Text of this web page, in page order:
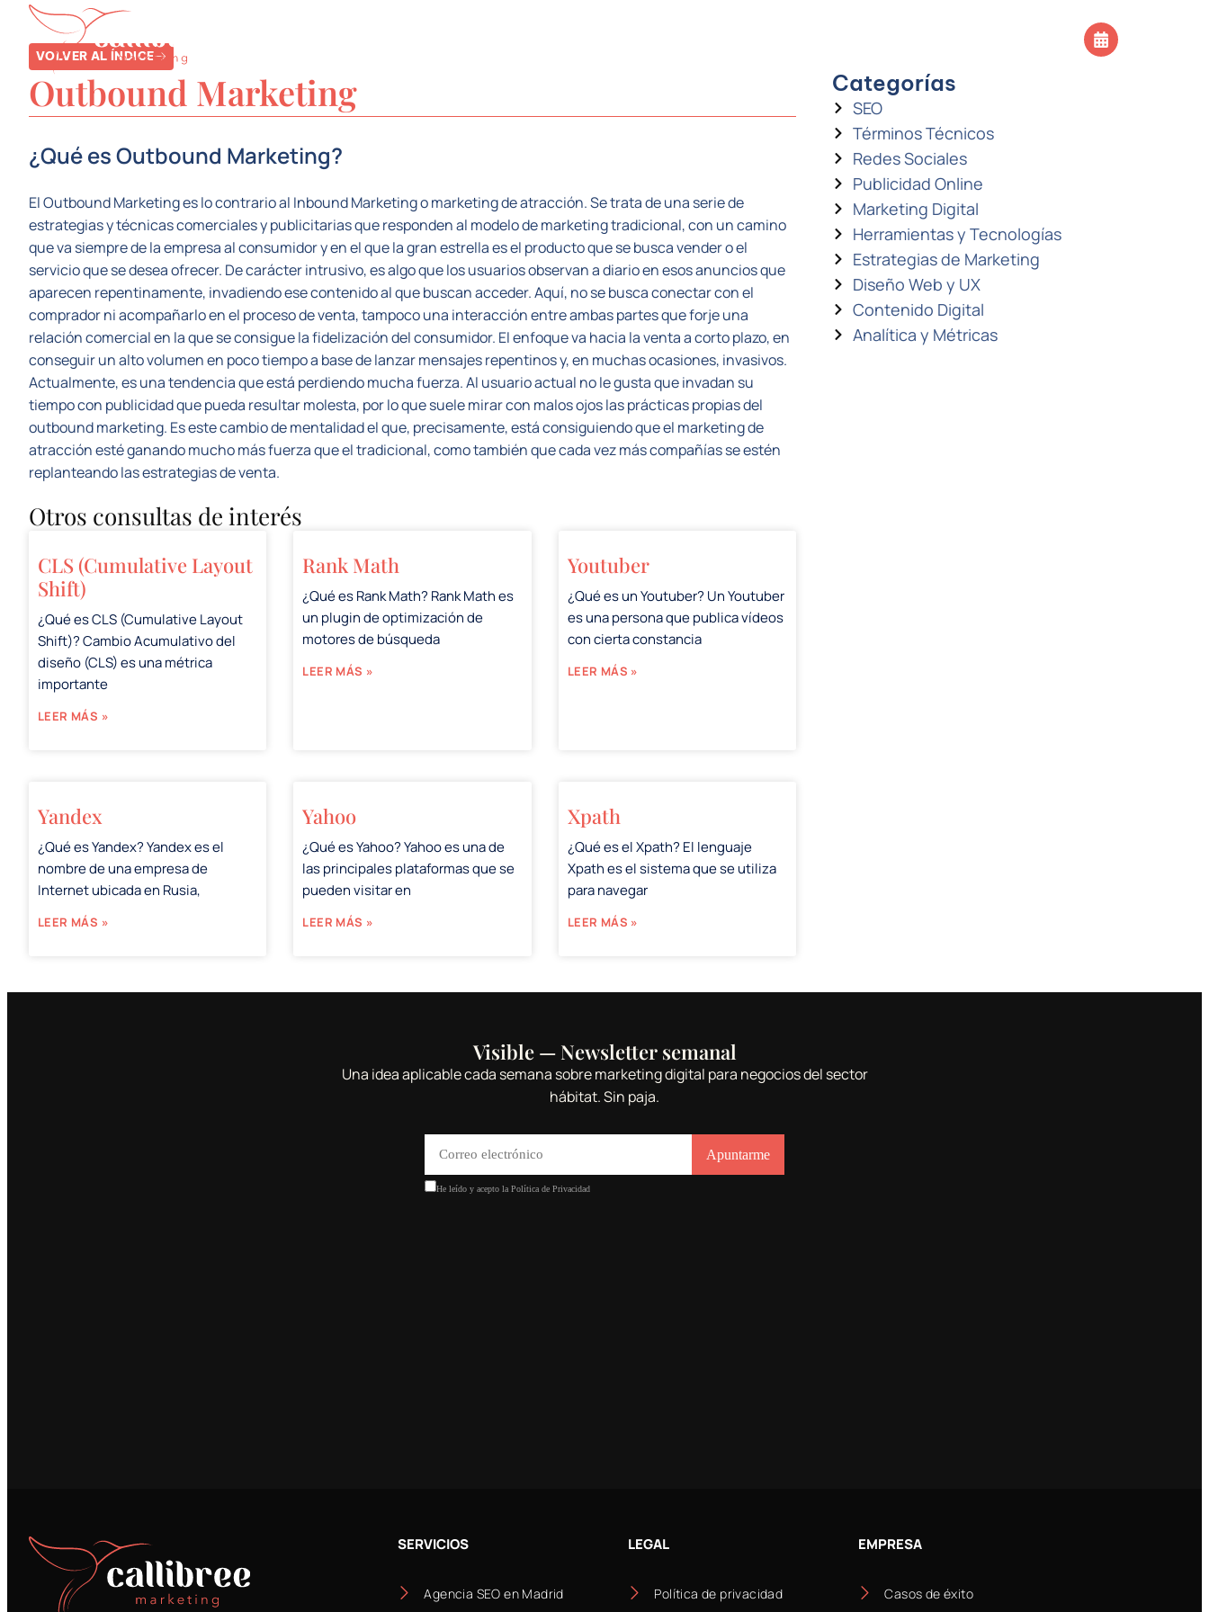
VOLVER AL ÍNDICE
Outbound Marketing
¿Qué es Outbound Marketing?
El Outbound Marketing es lo contrario al Inbound Marketing o marketing de atracción. Se trata de una serie de
estrategias y técnicas comerciales y publicitarias que responden al modelo de marketing tradicional, con un camino
que va siempre de la empresa al consumidor y en el que la gran estrella es el producto que se busca vender o el
servicio que se desea ofrecer. De carácter intrusivo, es algo que los usuarios observan a diario en esos anuncios que
aparecen repentinamente, invadiendo ese contenido al que buscan acceder. Aquí, no se busca conectar con el
comprador ni acompañarlo en el proceso de venta, tampoco una interacción entre ambas partes que forje una
relación comercial en la que se consigue la fidelización del consumidor. El enfoque va hacia la venta a corto plazo, en
conseguir un alto volumen en poco tiempo a base de lanzar mensajes repentinos y, en muchas ocasiones, invasivos.
Actualmente, es una tendencia que está perdiendo mucha fuerza. Al usuario actual no le gusta que invadan su
tiempo con publicidad que pueda resultar molesta, por lo que suele mirar con malos ojos las prácticas propias del
outbound marketing. Es este cambio de mentalidad el que, precisamente, está consiguiendo que el marketing de
atracción esté ganando mucho más fuerza que el tradicional, como también que cada vez más compañías se estén
replanteando las estrategias de venta.
Otros consultas de interés
CLS (Cumulative Layout
Shift)
¿Qué es CLS (Cumulative Layout
Shift)? Cambio Acumulativo del
diseño (CLS) es una métrica
importante
LEER MÁS »
Rank Math
¿Qué es Rank Math? Rank Math es
un plugin de optimización de
motores de búsqueda
LEER MÁS »
Youtuber
¿Qué es un Youtuber? Un Youtuber
es una persona que publica vídeos
con cierta constancia
LEER MÁS »
Yandex
¿Qué es Yandex? Yandex es el
nombre de una empresa de
Internet ubicada en Rusia,
LEER MÁS »
Yahoo
¿Qué es Yahoo? Yahoo es una de
las principales plataformas que se
pueden visitar en
LEER MÁS »
Xpath
¿Qué es el Xpath? El lenguaje
Xpath es el sistema que se utiliza
para navegar
LEER MÁS »
Categorías
SEO
Términos Técnicos
Redes Sociales
Publicidad Online
Marketing Digital
Herramientas y Tecnologías
Estrategias de Marketing
Diseño Web y UX
Contenido Digital
Analítica y Métricas
Visible — Newsletter semanal
Una idea aplicable cada semana sobre marketing digital para negocios del sector
hábitat. Sin paja.
SERVICIOS
Agencia SEO en Madrid
LEGAL
Política de privacidad
EMPRESA
Casos de éxito